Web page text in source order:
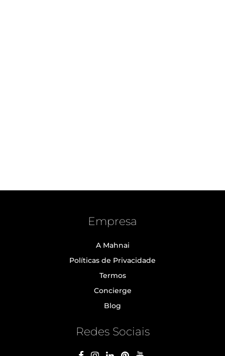
Empresa
A Mahnai
Políticas de Privacidade
Termos
Concierge
Blog
Redes Sociais